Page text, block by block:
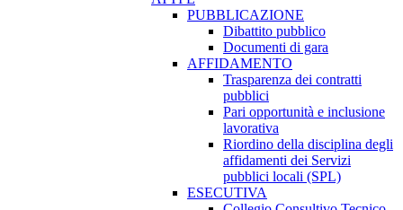
PUBBLICAZIONE
Dibattito pubblico
Documenti di gara
AFFIDAMENTO
Trasparenza dei contratti
pubblici
Pari opportunità e inclusione
lavorativa
Riordino della disciplina degli
affidamenti dei Servizi
pubblici locali (SPL)
ESECUTIVA